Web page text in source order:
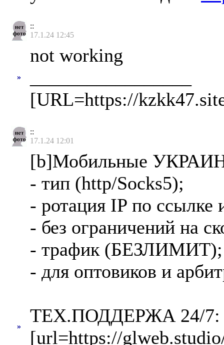
::
17.1.24 12:45
»
not working
[URL=https://
::
17.1.24 12:01
»
[b]Мобильные
- тип (http/Socks5);
- ротация IP по ссылке
- без ограничений на
- трафик (БЕЗЛИМИТ);
- для оптовиков и
ТЕХ.ПОДДЕРЖА 24/7:
[url=https://